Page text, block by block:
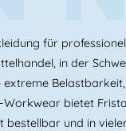
für
in der
bietet
und in